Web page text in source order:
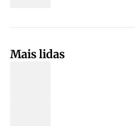
Mais lidas